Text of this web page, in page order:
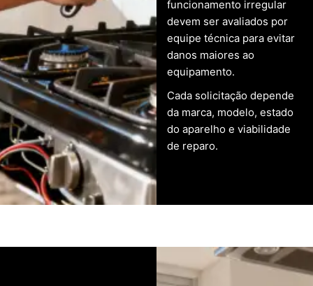
funcionamento irregular
devem ser avaliados por
equipe técnica para evitar
danos maiores ao
equipamento.
Cada solicitação depende
da marca, modelo, estado
do aparelho e viabilidade
de reparo.